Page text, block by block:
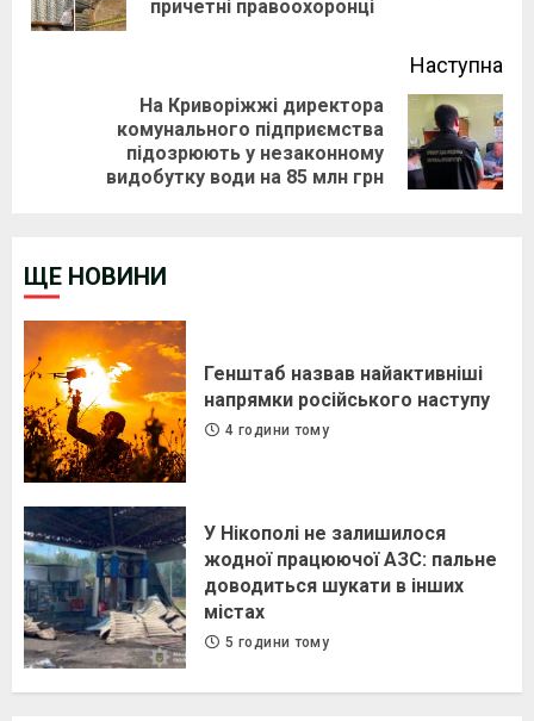
причетні правоохоронці
Наступна
На Криворіжжі директора
комунального підприємства
підозрюють у незаконному
видобутку води на 85 млн грн
ЩЕ НОВИНИ
Генштаб назвав найактивніші
напрямки російського наступу
4 години тому
У Нікополі не залишилося
жодної працюючої АЗС: пальне
доводиться шукати в інших
містах
5 години тому